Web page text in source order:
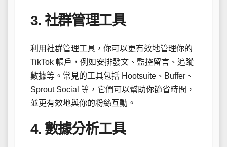
3. 社群管理工具
利用社群管理工具，你可以更有效地管理你的
TikTok 帳戶，例如安排發文、監控留言、追蹤
數據等。常見的工具包括 Hootsuite、Buffer、
Sprout Social 等，它們可以幫助你節省時間，
並更有效地與你的粉絲互動。
4. 數據分析工具